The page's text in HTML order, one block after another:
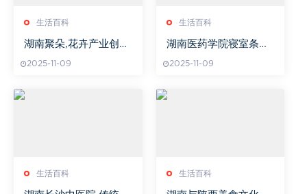
生活百科
湖南聚朵,花卉产业创新
分析
2025-11-09
生活百科
湖南医药学院寝室条件
攻略
2025-11-09
生活百科 生活百科